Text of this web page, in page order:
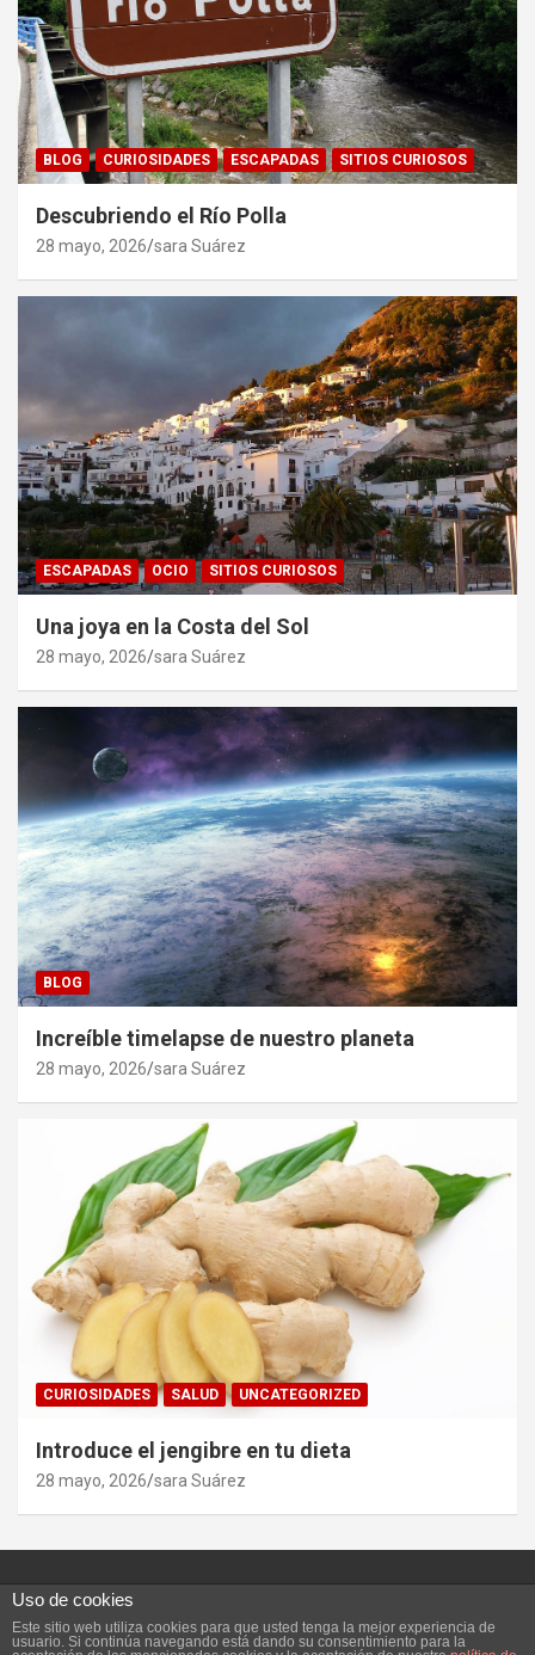
BLOG CURIOSIDADES ESCAPADAS SITIOS CURIOSOS
Descubriendo el Río Polla
28 mayo, 2026 sara Suárez
ESCAPADAS OCIO SITIOS CURIOSOS
Una joya en la Costa del Sol
28 mayo, 2026 sara Suárez
BLOG
Increíble timelapse de nuestro planeta
28 mayo, 2026 sara Suárez
CURIOSIDADES SALUD UNCATEGORIZED
Introduce el jengibre en tu dieta
28 mayo, 2026 sara Suárez
Copyright ©2026Vivefeliz :) Tema por:Theme Horse
Uso de cookies
Este sitio web utiliza cookies para que usted tenga la mejor experiencia de
usuario. Si continúa navegando está dando su consentimiento para la